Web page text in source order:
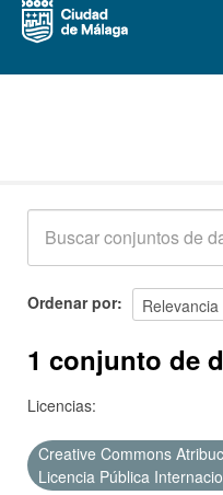
Acerca de
Ordenar por
1 conjunto de
Licencias:
Creative Commons
Licencia Pública